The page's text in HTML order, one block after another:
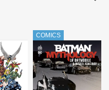
COMICS